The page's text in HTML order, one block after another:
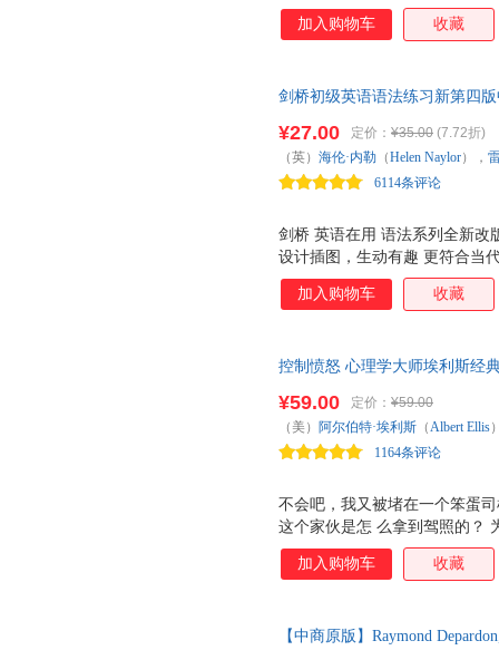
习等数字资源 （扫码获取） 学
Grammar Series！ 全球热销
含初、中、高三个级别，由浅
充练习针对某些语法点进行重
知识，帮助读者找出薄弱环节
按字母顺序
加入购物车 收藏
剑桥初级英语语法练习新第四
系列全新升级！
剑桥 英语在用 语法系列全新改
设计插图，生动有趣 更符合当
习等数字资源 （扫码获取） 学
Grammar Series！ 全球热销
含初、中、高三个级别，由浅
充练习针对某些语法点进行重
知识，帮助读者找出薄弱环节
按字母顺序
¥27.00 定价： ¥35.00 (7.72折)
6114条评论
（英） 海伦·内勒 （Helen Naylor），
与研究出版社
加入购物车 收藏
控制愤怒 心理学大师埃利斯经
不会吧，我又被堵在一个笨蛋
这个家伙是怎 么拿到驾照的？
人无法忍受的问题?难道她不知
多年，我丈夫还是不愿意把袜
怒是普遍存在的。如果对愤怒
¥59.00 定价： ¥59.00
1164条评论
（美） 阿尔伯特·埃利斯 （Albert Ellis
工业出版社
加入购物车 收藏
【中商原版】Raymond